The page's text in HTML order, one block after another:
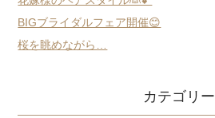
BIGブライダルフェア開催😊
桜を眺めながら…
カテゴリー